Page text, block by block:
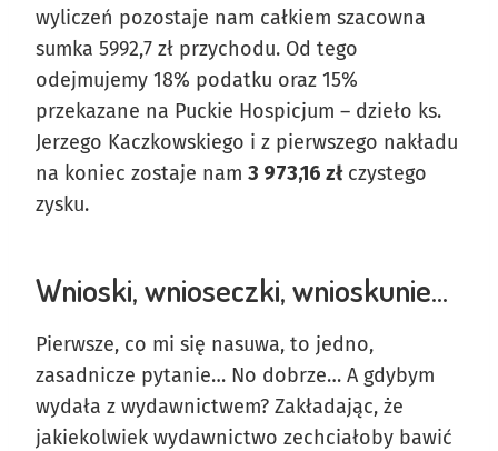
wyliczeń pozostaje nam całkiem szacowna
sumka 5992,7 zł przychodu. Od tego
odejmujemy 18% podatku oraz 15%
przekazane na Puckie Hospicjum – dzieło ks.
Jerzego Kaczkowskiego i z pierwszego nakładu
na koniec zostaje nam 3 973,16 złczystego
zysku.
Wnioski, wnioseczki, wnioskunie…
Pierwsze, co mi się nasuwa, to jedno,
zasadnicze pytanie… No dobrze… A gdybym
wydała z wydawnictwem? Zakładając, że
jakiekolwiek wydawnictwo zechciałoby bawić